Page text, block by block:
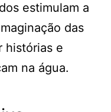
estimulam a
das
histórias e
na água.